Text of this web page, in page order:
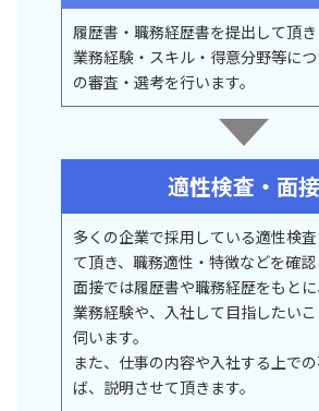
履歴書・職務経歴書を提出して頂き
業務経験・スキル・得意分野等に
の審査・選考を行います。
適性検査・面接
多くの企業で採用している適性検
て頂き、職務適性・特徴などを確認
面接では履歴書や職務経歴をもと
業務経験や、入社して目指したい
伺います。
また、仕事の内容や入社する上で
ば、説明させて頂きます。